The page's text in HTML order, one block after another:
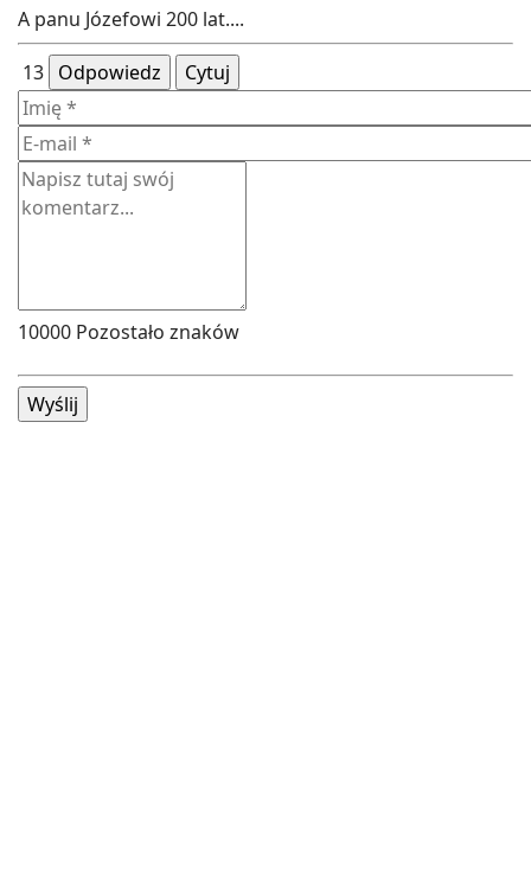
A panu Józefowi 200 lat....
13 Odpowiedz Cytuj
10000 Pozostało znaków
Wyślij